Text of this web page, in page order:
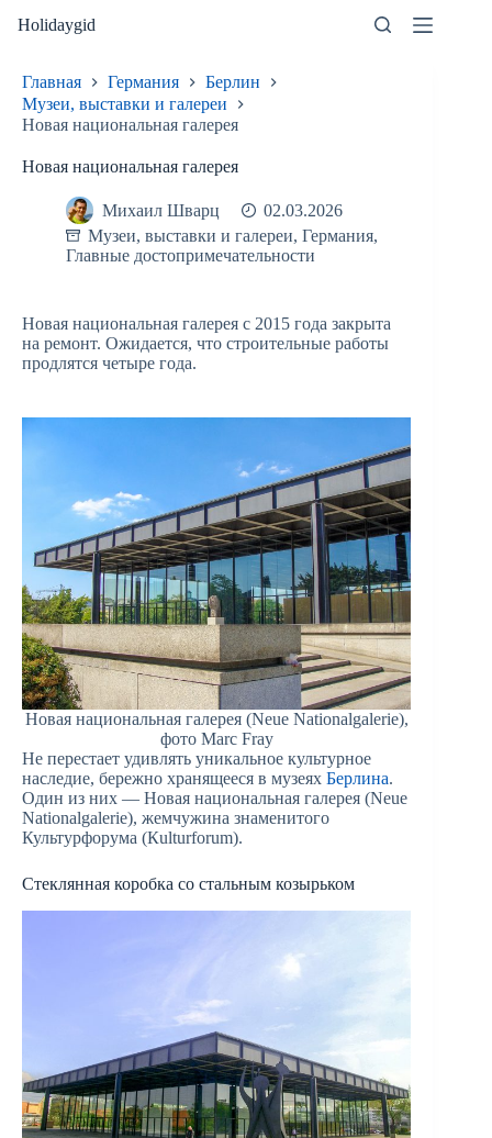
Holidaygid
Главная Германия
Берлин
Музеи, выставки и галереи
Новая национальная галерея
Новая национальная галерея
Михаил Шварц
02.03.2026
Музеи, выставки и галереи, Германия,
Главные достопримечательности
Новая национальная галерея с 2015 года закрыта
на ремонт. Ожидается, что строительные работы
продлятся четыре года.
Новая национальная галерея (Neue Nationalgalerie),
фото Marc Fray
Не перестает удивлять уникальное культурное
наследие, бережно хранящееся в музеях Берлина.
Один из них — Новая национальная галерея (Neue
Nationalgalerie), жемчужина знаменитого
Культурфорума (Кulturforum).
Стеклянная коробка со стальным козырьком